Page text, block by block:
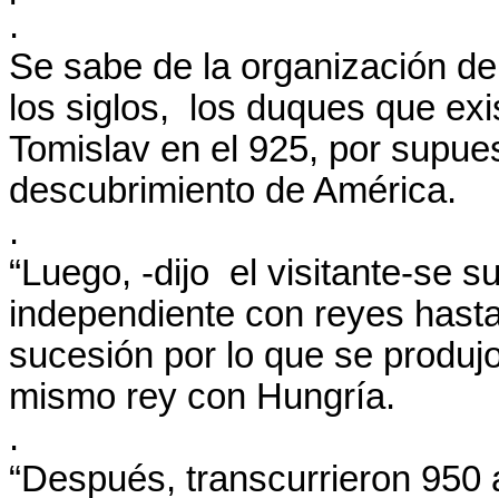
.
Se sabe de la organización
los siglos, los duques que
Tomislav en el 925, por
descubrimiento de América.
.
“Luego, -dijo el visitante-se
independiente con reyes
sucesión por lo que se
mismo rey con Hungría.
.
“Después, transcurrieron